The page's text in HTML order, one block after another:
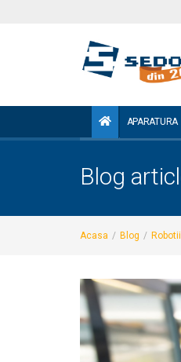
APARATURA
Blog
Acasa / Blog /